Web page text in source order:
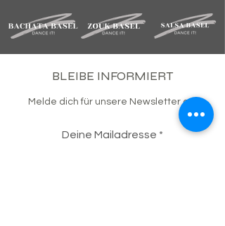
BLEIBE INFORMIERT
Melde dich für unsere Newsletter an.
Deine Mailadresse